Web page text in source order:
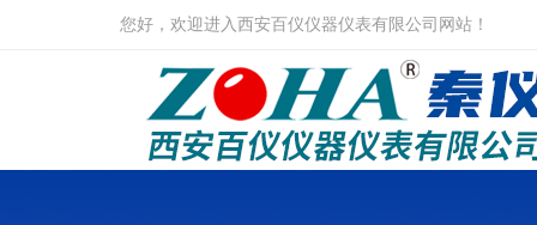
您好，欢迎进入西安百仪仪器仪表有限公司网站！